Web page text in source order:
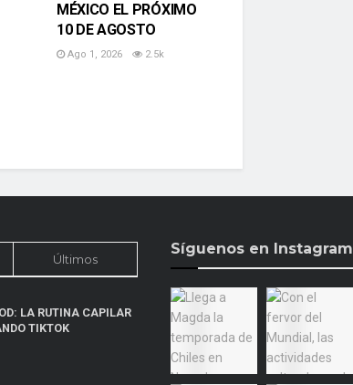
MÉXICO EL PRÓXIMO
10 DE AGOSTO
Ago 1, 2026 2.5k
Últimos
LA RUTINA CAPILAR
TIKTOK
Síguenos en Instagram